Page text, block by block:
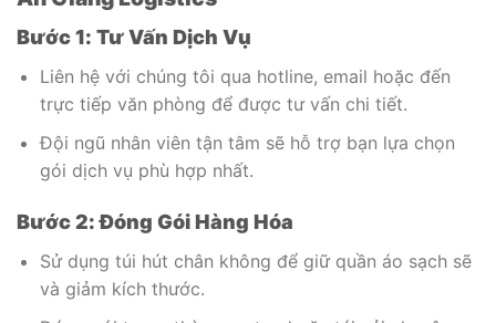
Bước 1: Tư Vấn Dịch Vụ
Liên hệ với chúng tôi qua hotline, email hoặc đến
trực tiếp văn phòng để được tư vấn chi tiết.
Đội ngũ nhân viên tận tâm sẽ hỗ trợ bạn lựa chọn
gói dịch vụ phù hợp nhất.
Bước 2: Đóng Gói Hàng Hóa
Sử dụng túi hút chân không để giữ quần áo sạch sẽ
và giảm kích thước.